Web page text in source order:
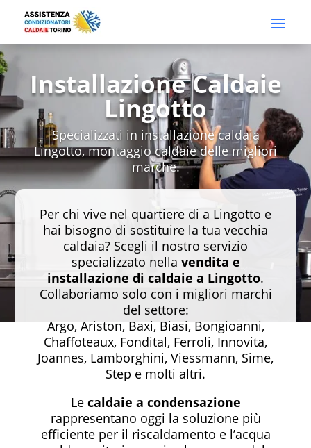
Installazione Caldaie
Lingotto
Specializzati in installazione caldaia
Lingotto, montaggio caldaie delle migliori
marche.
Per chi vive nel quartiere di a Lingotto e
hai bisogno di sostituire la tua vecchia
caldaia? Scegli il nostro servizio
specializzato nella vendita e
installazione di caldaie a Lingotto.
Collaboriamo solo con i migliori marchi
del settore:
Argo, Ariston, Baxi, Biasi, Bongioanni,
Chaffoteaux, Fondital, Ferroli, Innovita,
Joannes, Lamborghini, Viessmann, Sime,
Step e molti altri.
Le caldaie a condensazione
rappresentano oggi la soluzione più
efficiente per il riscaldamento e l’acqua